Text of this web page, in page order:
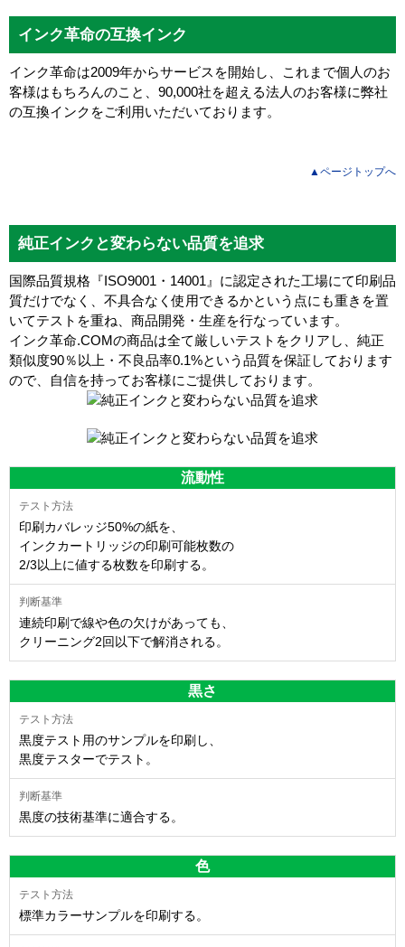
インク革命の互換インク
インク革命は2009年からサービスを開始し、これまで個人のお
客様はもちろんのこと、90,000社を超える法人のお客様に弊社
の互換インクをご利用いただいております。
▲ページトップへ
純正インクと変わらない品質を追求
国際品質規格『ISO9001・14001』に認定された工場にて印刷品
質だけでなく、不具合なく使用できるかという点にも重きを置
いてテストを重ね、商品開発・生産を行なっています。
インク革命.COMの商品は全て厳しいテストをクリアし、 純正
類似度90％以上・不良品率0.1%という品質を保証しております
ので、自信を持ってお客様にご提供しております。
流動性
印刷カバレッジ50%の紙を、
インクカートリッジの印刷可能枚数の
2/3以上に値する枚数を印刷する。
連続印刷で線や色の欠けがあっても、
クリーニング2回以下で解消される。
黒さ
黒度テスト用のサンプルを印刷し、
黒度テスターでテスト。
黒度の技術基準に適合する。
色
標準カラーサンプルを印刷する。